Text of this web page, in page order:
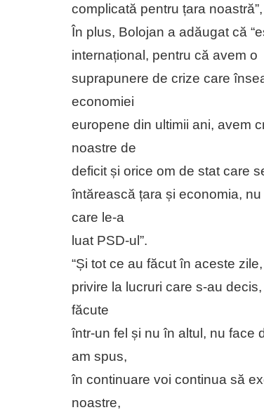
complicată pentru țara
În plus, Bolojan a adăugat că
internațional, pentru că avem o
suprapunere de crize care
economiei
europene din ultimii ani, avem
noastre de
deficit și orice om de stat care
întărească țara și economia,
care le-a
luat PSD-ul”.
“Și tot ce au făcut în aceste
privire la lucruri care s-au
făcute
într-un fel și nu în altul, nu face
am spus,
în continuare voi continua să
noastre,